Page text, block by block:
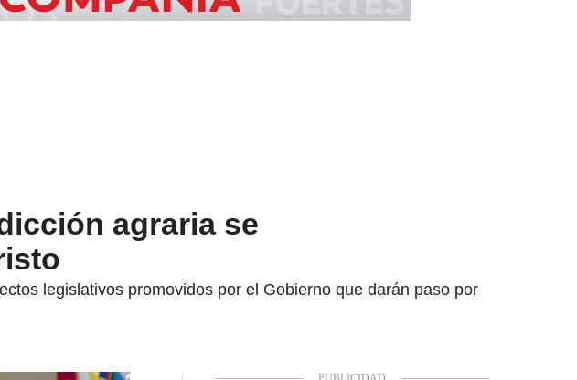
agraria se
legislativos promovidos por el Gobierno que darán paso por